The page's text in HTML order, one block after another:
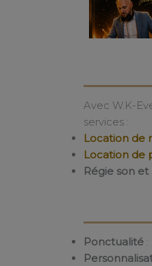
Avec W.K-
services :
Location de
Location de
Régie son
Ponctualité